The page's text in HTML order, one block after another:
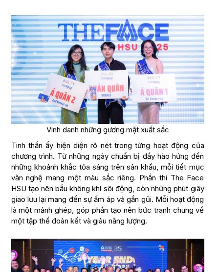
Vinh danh những gương mặt xuất sắc
Tinh thần ấy hiện diện rõ nét trong từng hoạt động của
chương trình. Từ những ngày chuẩn bị đầy hào hứng đến
những khoảnh khắc tỏa sáng trên sân khấu, mỗi tiết mục
văn nghệ mang một màu sắc riêng. Phần thi The Face
HSU tạo nên bầu không khí sôi động, còn những phút giây
giao lưu lại mang đến sự ấm áp và gần gũi. Mỗi hoạt động
là một mảnh ghép, góp phần tạo nên bức tranh chung về
một tập thể đoàn kết và giàu năng lượng.